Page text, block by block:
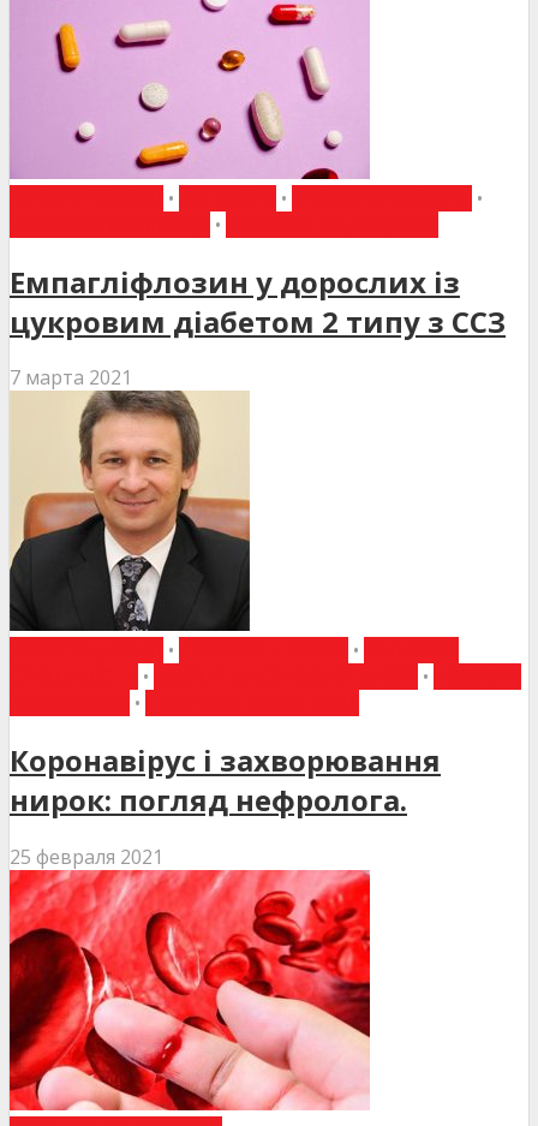
• •
•
•
Емпагліфлозин у дорослих із
цукровим діабетом 2 типу з ССЗ
7 марта 2021
• •
• •
•
Коронавірус і захворювання
нирок: погляд нефролога.
25 февраля 2021